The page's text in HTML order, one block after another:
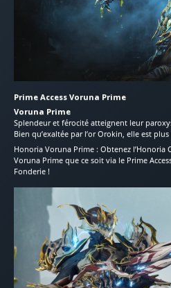
Prime Access Voruna Prime
Voruna Prime
Splendeur et férocité atteignent leur
Bien qu’exaltée par l’or Orokin, elle est
Honoria Voruna Prime : Obtenez
Voruna Prime que ce soit via le Prime
Fonderie !